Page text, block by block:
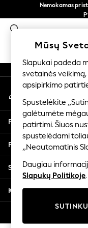
Nemokamas
Dabar
MOKYKLINĖ
SCHOOLWEAR
All Boys
Shoes
Trousers
Shorts
Shirts
Polo Shirts
Sweatshirts
Coats &
Underwear
Multipacks
All Boys
An error occurred on
Mano paskyra
Prisijunkite prie savo
Pagalba
Privatumas ir teisinė
Skyriai
Kitos paslaugos
Mūsų
Slapukai padeda
svetainės
apsipirkimo
Spustelėkite
galėtumėte
patirtimi. Šiuos
spustelėdami
„Neautomatinis
Daugiau
Slapukų Politikoje.